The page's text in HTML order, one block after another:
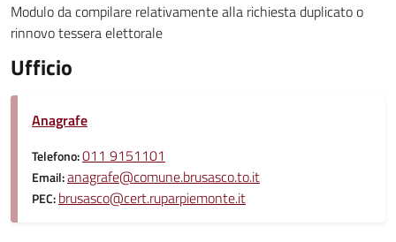
Modulo da compilare relativamente alla richiesta duplicato o
rinnovo tessera elettorale
Ufficio
Anagrafe
Telefono:011 9151101
Email:anagrafe@comune.brusasco.to.it
PEC:brusasco@cert.ruparpiemonte.it